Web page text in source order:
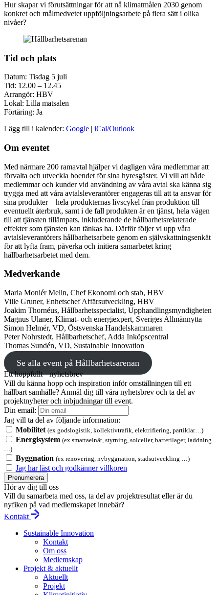
Hur skapar vi förutsättningar för att nå klimatmålen 2030 genom
konkret och målmedvetet uppföljningsarbete på flera sätt i olika
nivåer?
Tid och plats
Datum: Tisdag 5 juli
Tid: 12.00 – 12.45
Arrangör: HBV
Lokal: Lilla matsalen
Förtäring: Ja
Lägg till i kalender: Google | iCal/Outlook
Om eventet
Med närmare 200 ramavtal hjälper vi dagligen våra medlemmar att
förvalta och utveckla boendet för sina hyresgäster. Vi vill att både
medlemmar och kunder vid användning av våra avtal ska känna sig
trygga med att våra avtalsleverantörer engageras till att ta ansvar för
sina produkter – hela produkternas livscykel från produktion till
eventuellt återbruk, samt i de fall produkten är en tjänst, hela vägen
till att tjänsten tillämpats, inkluderande de hållbarhetsrelaterade
effekter som tjänsten kan tänkas ha. Därför följer vi upp våra
avtalsleverantörers hållbarhetsarbete genom en självskattningsenkät
för att lyfta fram, påverka och initiera samarbetet kring
hållbarhetsarbetet med dem.
Medverkande
Maria Moniér Melin, Chef Ekonomi och stab, HBV
Ville Gruner, Enhetschef Affärsutveckling, HBV
Joakim Thornéus, Hållbarhetsspecialist, Upphandlingsmyndigheten
Magnus Ulaner, Klimat- och energiexpert, Sveriges Allmännytta
Simon Helmér, VD, Östsvenska Handelskammaren
Peter Nohrstedt, Hållbarhetschef, Adda Inköpscentral
Thomas Sundén, VD, Sustainable Innovation
Se alla event på Hållbarhetsarenan
Ett hoppfullt nyhetsbrev
Vill du känna hopp och inspiration inför omställningen till ett
hållbart samhälle? Anmäl dig till våra nyhetsbrev och ta del av
projektnyheter och inbjudningar till event.
Din email:
Jag vill ta del av följande information:
Mobilitet (ex godslogistik, kollektivtrafik, elektrifiering, partiklar…)
Energisystem (ex smartaelnät, styrning, solceller, batterilager, laddning
…)
Byggnation (ex renovering, nybyggnation, stadsutveckling …)
Jag har läst och godkänner villkoren
Prenumerera
Hör av dig till oss
Vill du samarbeta med oss, ta del av projektresultat eller är du
nyfiken på vad medlemskapet innebär?
Kontakt
Sustainable Innovation
Kontakt
Om oss
Medlemskap
Projekt & aktuellt
Aktuellt
Projekt